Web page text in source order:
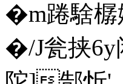
�m踡騇
�/J瓮挟6y